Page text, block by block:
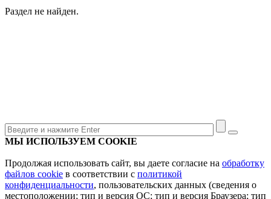
Раздел не найден.
МЫ ИСПОЛЬЗУЕМ COOKIE
Продолжая использовать сайт, вы даете согласие на обработку
файлов cookie в соответствии с политикой
конфиденциальности, пользовательских данных (сведения о
местоположении; тип и версия ОС; тип и версия Браузера; тип